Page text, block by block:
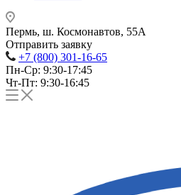
Пермь, ш. Космонавтов, 55А
Отправить заявку
+7 (800) 301-16-65
Пн-Ср: 9:30-17:45
Чт-Пт: 9:30-16:45